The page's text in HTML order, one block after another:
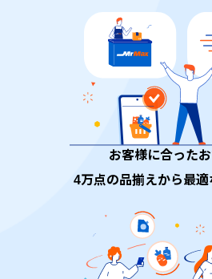
お客様に合った
4万点の品揃えから最